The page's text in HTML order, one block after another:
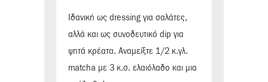
Ιδανική ως dressing για σαλάτες,
αλλά και ως συνοδευτικό dip για
ψητά κρέατα. Αναμείξτε 1/2 κ.γλ.
matcha με 3 κ.σ. ελαιόλαδο και μια